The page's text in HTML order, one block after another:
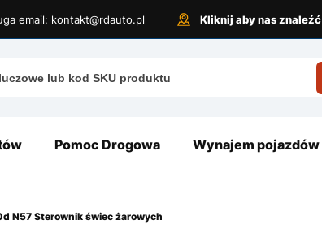
email: kontakt@rdauto.pl Kliknij aby nas znaleźć
Pomoc Drogowa Wynajem pojazdów
N57 Sterownik świec żarowych